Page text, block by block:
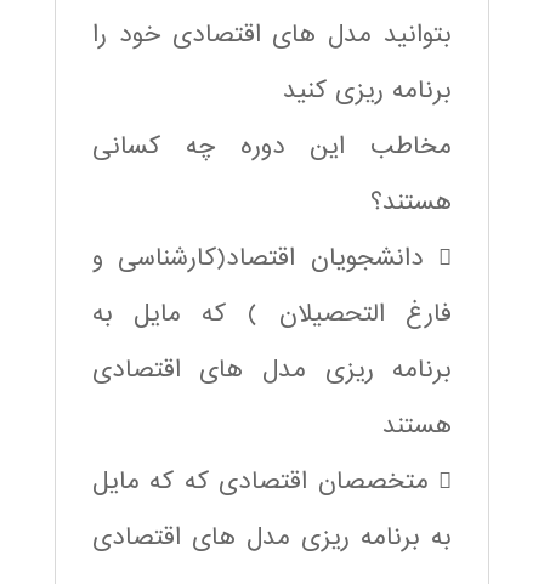
بتوانید مدل های اقتصادی خود را
برنامه ریزی کنید
مخاطب این دوره چه کسانی
هستند؟
 دانشجویان اقتصاد(کارشناسی و
فارغ التحصیلان ) که مایل به
برنامه ریزی مدل های اقتصادی
هستند
 متخصصان اقتصادی که که مایل
به برنامه ریزی مدل های اقتصادی